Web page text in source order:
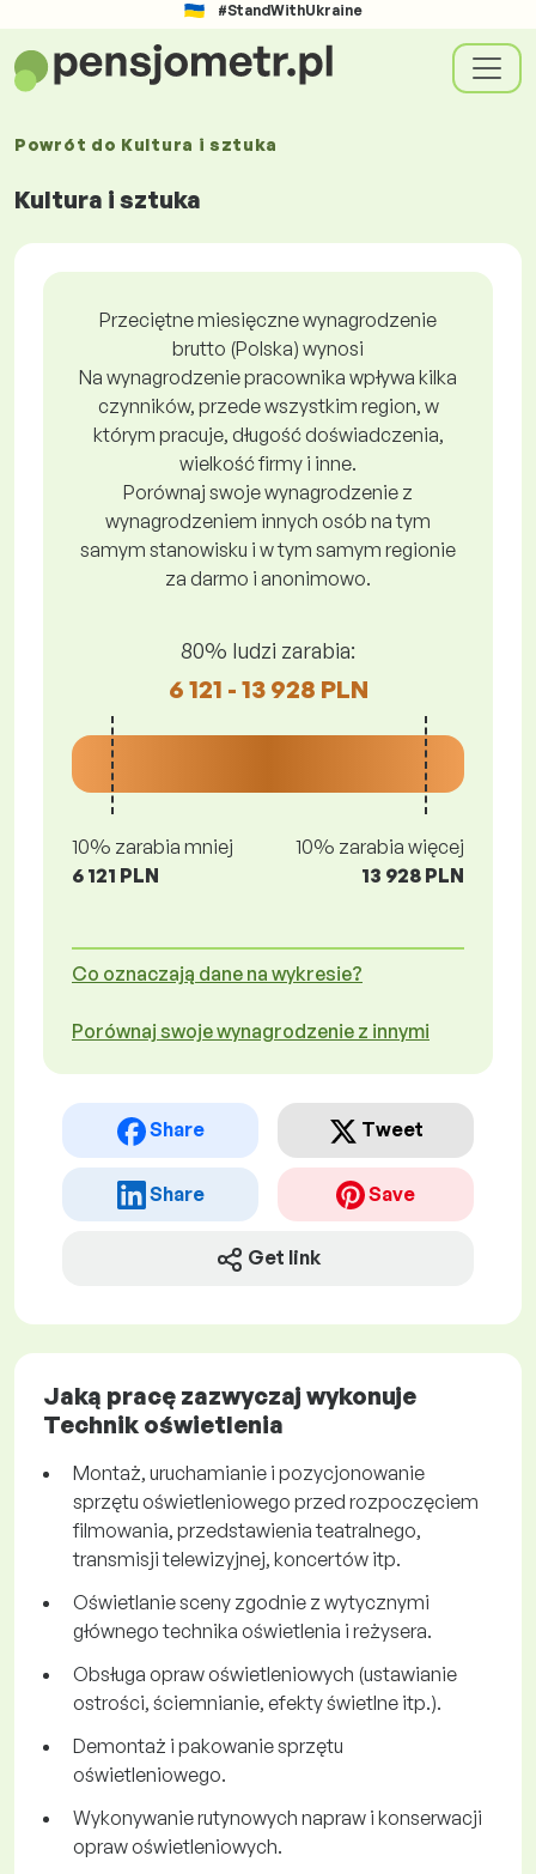
#StandWithUkraine
Powrót do Kultura i sztuka
Kultura i sztuka
Przeciętne miesięczne wynagrodzenie
brutto (Polska) wynosi
Na wynagrodzenie pracownika wpływa kilka
czynników, przede wszystkim region, w
którym pracuje, długość doświadczenia,
wielkość firmy i inne.
Porównaj swoje wynagrodzenie z
wynagrodzeniem innych osób na tym
samym stanowisku i w tym samym regionie
za darmo i anonimowo.
80% ludzi zarabia:
6 121 - 13 928 PLN
10% zarabia mniej
6 121 PLN
10% zarabia więcej
13 928 PLN
Co oznaczają dane na wykresie?
Porównaj swoje wynagrodzenie z innymi
Share Tweet
Share Save
Get link
Jaką pracę zazwyczaj wykonuje
Technik oświetlenia
Montaż, uruchamianie i pozycjonowanie
sprzętu oświetleniowego przed rozpoczęciem
filmowania, przedstawienia teatralnego,
transmisji telewizyjnej, koncertów itp.
Oświetlanie sceny zgodnie z wytycznymi
głównego technika oświetlenia i reżysera.
Obsługa opraw oświetleniowych (ustawianie
ostrości, ściemnianie, efekty świetlne itp.).
Demontaż i pakowanie sprzętu
oświetleniowego.
Wykonywanie rutynowych napraw i konserwacji
opraw oświetleniowych.